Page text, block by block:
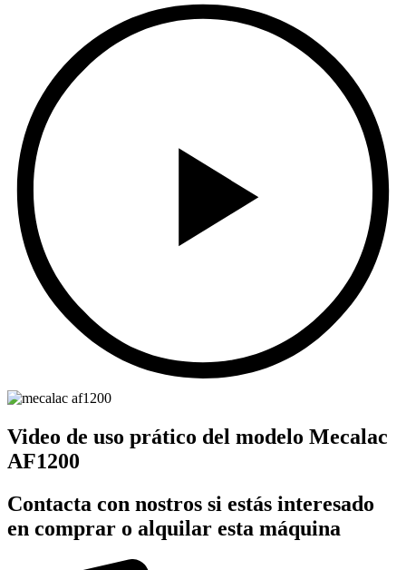
Video de uso prático del modelo Mecalac
AF1200
Contacta con nostros si estás interesado
en comprar o alquilar esta máquina